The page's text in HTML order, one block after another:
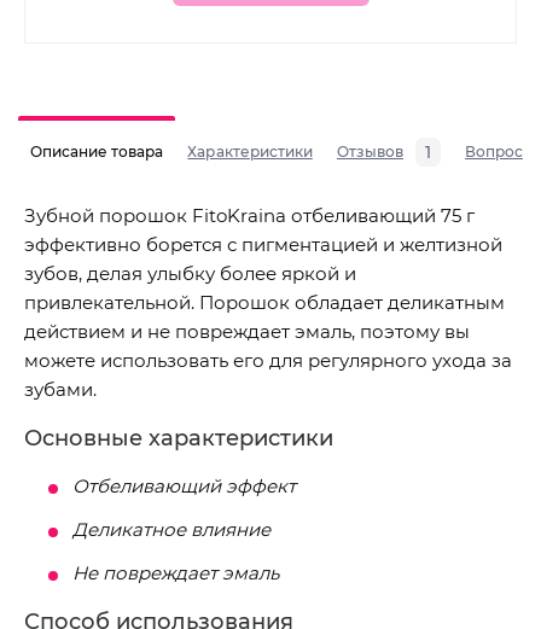
Описание товара Характеристики Отзывов 1 Вопросы
Зубной порошок FitoKraina отбеливающий 75 г
эффективно борется с пигментацией и желтизной
зубов, делая улыбку более яркой и
привлекательной. Порошок обладает деликатным
действием и не повреждает эмаль, поэтому вы
можете использовать его для регулярного ухода за
зубами.
Основные характеристики
Отбеливающий эффект
Деликатное влияние
Не повреждает эмаль
Способ использования